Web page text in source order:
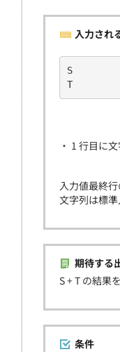
入力され
S
T
・ 1 行目に
入力値最終
文字列は標準
期待する
S + T の結果
条件